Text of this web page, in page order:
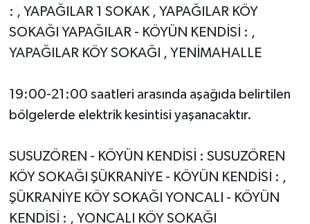
: , YAPAĞILAR 1 SOKAK , YAPAĞILAR KÖY
SOKAĞI YAPAĞILAR - KÖYÜN KENDİSİ : ,
YAPAĞILAR KÖY SOKAĞI , YENİMAHALLE
19:00-21:00 saatleri arasında aşağıda belirtilen
bölgelerde elektrik kesintisi yaşanacaktır.
SUSUZÖREN - KÖYÜN KENDİSİ : SUSUZÖREN
KÖY SOKAĞI ŞÜKRANİYE - KÖYÜN KENDİSİ : ,
ŞÜKRANİYE KÖY SOKAĞI YONCALI - KÖYÜN
KENDİSİ : , YONCALI KÖY SOKAĞI